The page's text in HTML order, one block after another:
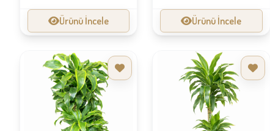
Ürünü İncele Ürünü İncele